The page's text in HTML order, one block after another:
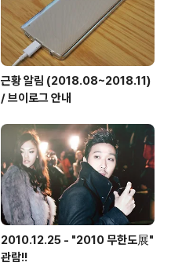
근황 알림 (2018.08~2018.11)
/ 브이로그 안내
2010.12.25 - "2010 무한도展"
관람!!